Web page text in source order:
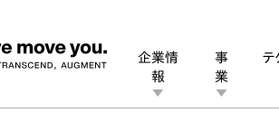
企業情
報
事
業
テ
新型「N-WGN/N-WGN Custom」をホームペー